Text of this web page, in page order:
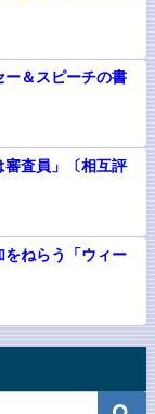
ー＆スピーチの書
審査員」〔相互評
をねらう「ウィー